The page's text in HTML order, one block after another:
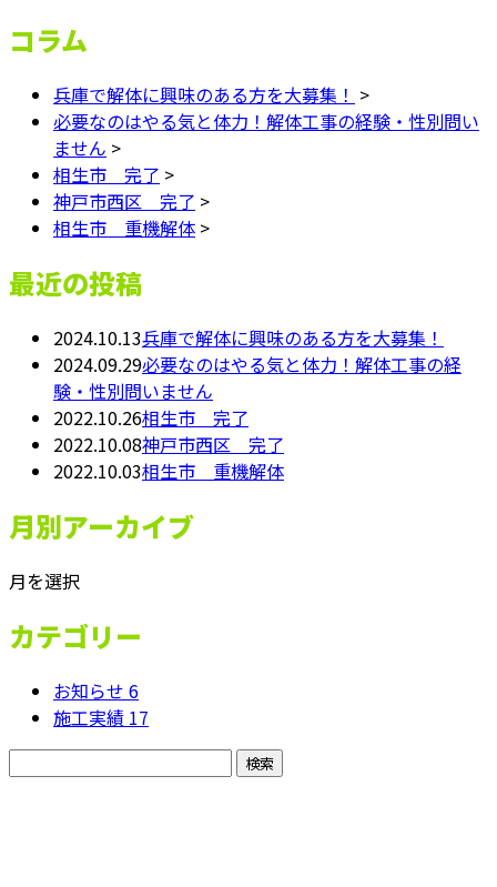
コラム
兵庫で解体に興味のある方を大募集！ >
必要なのはやる気と体力！解体工事の経験・性別問い
ません >
相生市 完了 >
神戸市西区 完了 >
相生市 重機解体 >
最近の投稿
2024.10.13兵庫で解体に興味のある方を大募集！
2024.09.29必要なのはやる気と体力！解体工事の経
験・性別問いません
2022.10.26相生市 完了
2022.10.08神戸市西区 完了
2022.10.03相生市 重機解体
月別アーカイブ
月を選択
カテゴリー
お知らせ 6
施工実績 17